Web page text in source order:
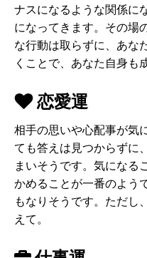
ナスになるような関係に
になってきます。その場
な行動は取らずに、あな
くことで、あなた自身も
恋愛運
相手の思いや心配事が気
ても答えは見つからずに
まいそうです。気になる
かめることが一番のよう
もなりそうです。ただし
えて。